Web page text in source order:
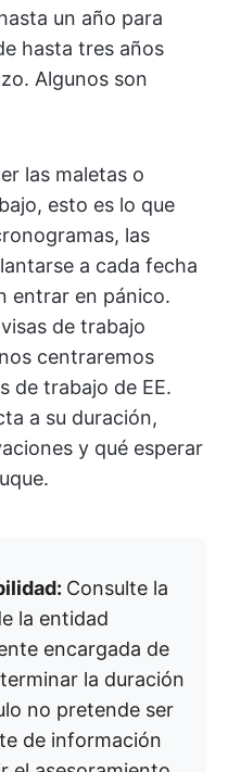
un año para
hasta tres años
Algunos son
las maletas o
esto es lo que
las
a cada fecha
entrar en pánico.
de trabajo
centraremos
de trabajo de EE.
a su duración,
y qué esperar
Consulte la
la entidad
encargada de
la duración
no pretende ser
de información